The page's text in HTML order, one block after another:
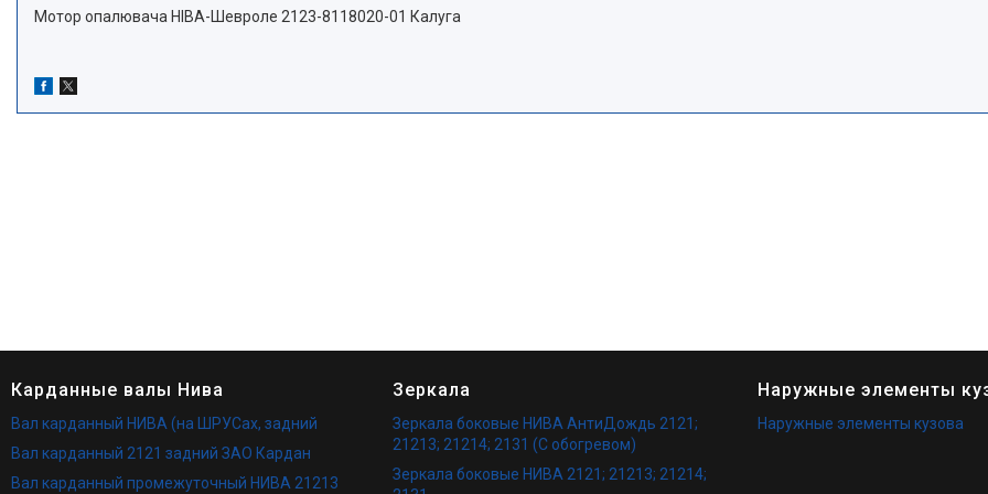
Мотор опалювача НІВА-Шевроле 2123-8118020-01 Калуга
Карданные валы Нива
Вал карданный НИВА (на ШРУСах, задний
Вал карданный 2121 задний ЗАО Кардан
Вал карданный промежуточный НИВА 21213
Зеркала
Зеркала боковые НИВА АнтиДождь 2121;
21213; 21214; 2131 (С обогревом)
Зеркала боковые НИВА 2121; 21213; 21214;
Наружные элементы
Наружные элементы кузова